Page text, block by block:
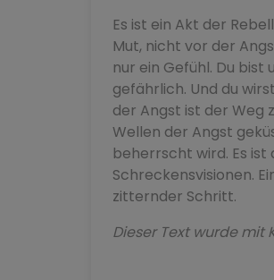
Es ist ein Akt der
Mut, nicht vor der
nur ein Gefühl. Du
gefährlich. Und du
der Angst ist der Weg
Wellen der Angst
beherrscht wird. Es ist
Schreckensvisionen.
zitternder Schritt.
Dieser Text wurde mit